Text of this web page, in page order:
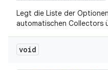
Legt die Liste der
automatischen Collectors
void